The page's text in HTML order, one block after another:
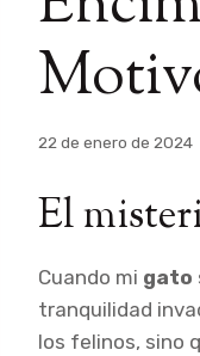
Por
22 de enero de 2024
El
Cuando mi gato
tranquilidad
los felinos, sino